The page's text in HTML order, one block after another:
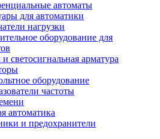
автоматы
для автоматики
нагрузки
оборудование для
светосигнальная арматура
оборудование
частоты
автоматика
и предохранители